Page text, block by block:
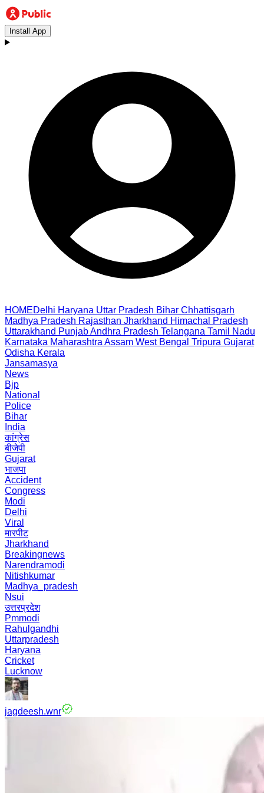
Install App
HOMEDelhi Haryana Uttar Pradesh Bihar Chhattisgarh
Madhya Pradesh Rajasthan Jharkhand Himachal Pradesh
Uttarakhand PunjabAndhra Pradesh Telangana Tamil Nadu
Karnataka Maharashtra Assam West Bengal Tripura Gujarat
Odisha Kerala
Jansamasya
News
Bjp
National
Police
Bihar
India
कांग्रेस
बीजेपी
Gujarat
भाजपा
Accident
Congress
Modi
Delhi
Viral
मारपीट
Jharkhand
Breakingnews
Narendramodi
Nitishkumar
Madhya_pradesh
Nsui
उत्तरप्रदेश
Pmmodi
Rahulgandhi
Uttarpradesh
Haryana
Cricket
Lucknow
jagdeesh.wnr